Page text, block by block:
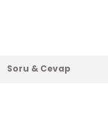
Soru & Cevap